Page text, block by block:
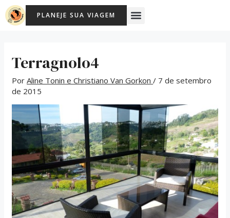
para
PLANEJE SUA VIAGEM Menu
Terragnolo4
PorAline Tonin e Christiano Van Gorkon/ 7 de setembro
de 2015
Post
navigation